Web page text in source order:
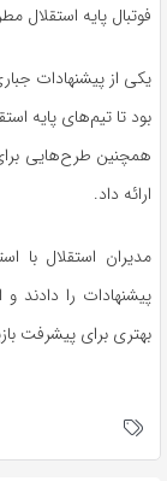
فوتبال پایه استقلال
یکی از پیشنهادات
بود تا تیم‌های پایه
همچنین طرح‌هایی برای
ارائه داد.
مدیران استقلال با
پیشنهادات را دادند
بهتری برای پیشرفت